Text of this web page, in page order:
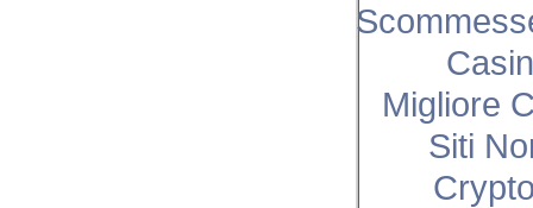
Migliore
Siti